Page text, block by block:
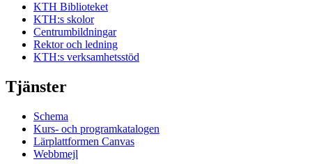
KTH Biblioteket
KTH:s skolor
Centrumbildningar
Rektor och ledning
KTH:s verksamhetsstöd
Tjänster
Schema
Kurs- och programkatalogen
Lärplattformen Canvas
Webbmejl